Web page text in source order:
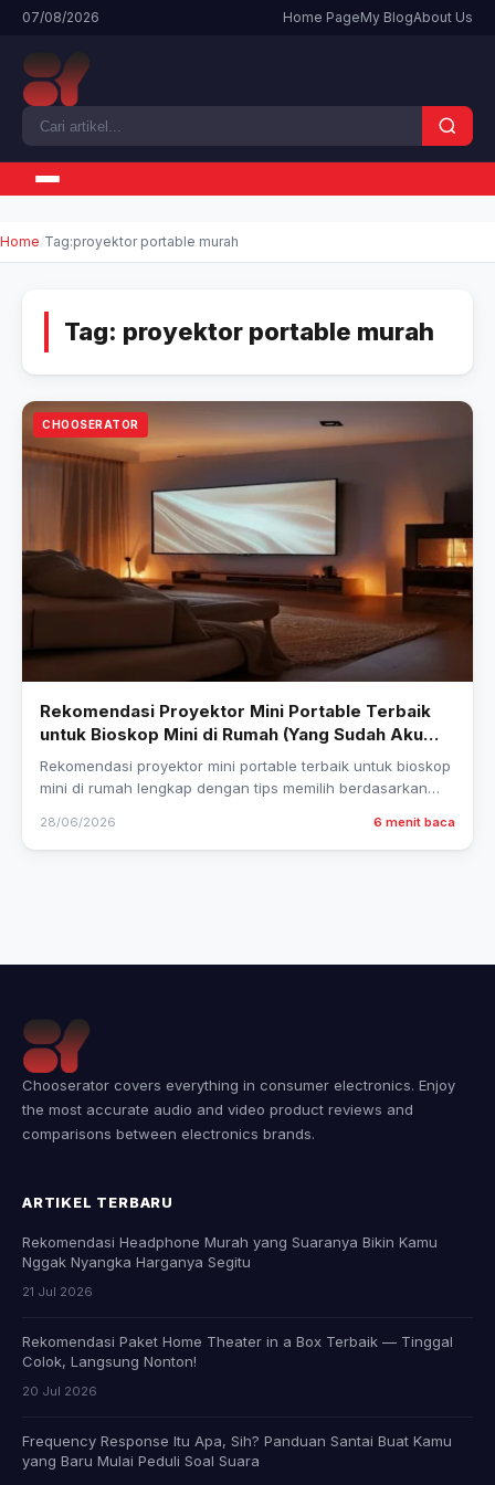
07/08/2026 Home PageMy BlogAbout Us
Home Tag:proyektor portable murah
Tag: proyektor portable murah
CHOOSERATOR
Rekomendasi Proyektor Mini Portable Terbaik
untuk Bioskop Mini di Rumah (Yang Sudah Aku
Coba Sendiri)
Rekomendasi proyektor mini portable terbaik untuk bioskop
mini di rumah lengkap dengan tips memilih berdasarkan
28/06/2026 6 menit baca
Chooserator covers everything in consumer electronics. Enjoy
the most accurate audio and video product reviews and
comparisons between electronics brands.
ARTIKEL TERBARU
Rekomendasi Headphone Murah yang Suaranya Bikin Kamu
Nggak Nyangka Harganya Segitu
21 Jul 2026
Rekomendasi Paket Home Theater in a Box Terbaik — Tinggal
Colok, Langsung Nonton!
20 Jul 2026
Frequency Response Itu Apa, Sih? Panduan Santai Buat Kamu
yang Baru Mulai Peduli Soal Suara